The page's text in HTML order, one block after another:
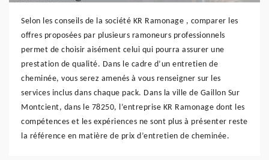
Selon les conseils de la société KR Ramonage , comparer les
offres proposées par plusieurs ramoneurs professionnels
permet de choisir aisément celui qui pourra assurer une
prestation de qualité. Dans le cadre d’un entretien de
cheminée, vous serez amenés à vous renseigner sur les
services inclus dans chaque pack. Dans la ville de Gaillon Sur
Montcient, dans le 78250, l’entreprise KR Ramonage dont les
compétences et les expériences ne sont plus à présenter reste
la référence en matière de prix d’entretien de cheminée.